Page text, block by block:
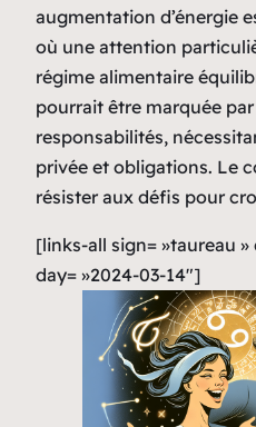
augmentation d’énergie
où une attention
régime alimentaire
pourrait être marquée
responsabilités,
privée et obligations. Le
résister aux défis pour
[links-all sign= »taureau
day= »2024-03-14″]